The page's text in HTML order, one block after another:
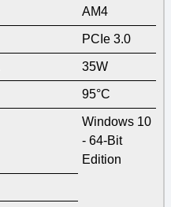
AM4
PCIe 3.0
35W
95°C
Windows 10
- 64-Bit
Edition